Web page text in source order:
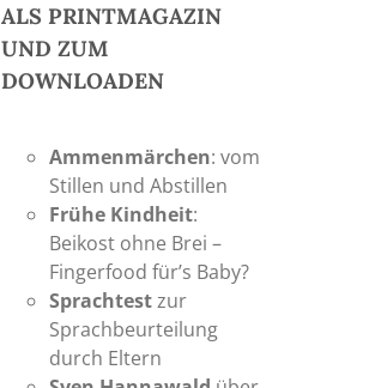
ALS PRINTMAGAZIN
UND ZUM
DOWNLOADEN
Ammenmärchen: vom
Stillen und Abstillen
Frühe Kindheit:
Beikost ohne Brei –
Fingerfood für’s Baby?
Sprachtestzur
Sprachbeurteilung
durch Eltern